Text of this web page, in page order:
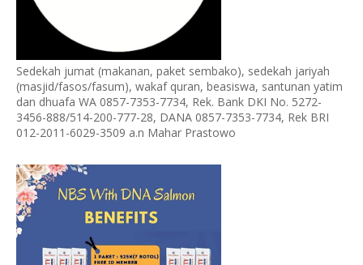
Sedekah jumat (makanan, paket sembako), sedekah jariyah
(masjid/fasos/fasum), wakaf quran, beasiswa, santunan yatim
dan dhuafa WA 0857-7353-7734, Rek. Bank DKI No. 5272-
3456-888/514-200-777-28, DANA 0857-7353-7734, Rek BRI
012-2011-6029-3509 a.n Mahar Prastowo